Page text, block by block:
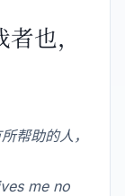
也，
帮助的人，
me no